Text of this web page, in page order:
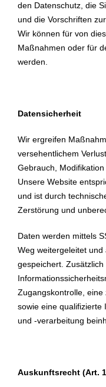
den Datenschutz, die
und die Vorschriften
Wir können für von
Maßnahmen oder für
werden.
Datensicherheit
Wir ergreifen
versehentlichem
Gebrauch,
Unsere Website
und ist durch
Zerstörung und
Daten werden mittels
Weg weitergeleitet
gespeichert.
Zugangskontrolle, eine
sowie eine qualifizierte
und -verarbeitung
Auskunftsrecht (Art.